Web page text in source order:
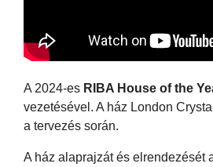
A 2024-es RIBA House of the
vezetésével. A ház London
a tervezés során.
A ház alaprajzát és elrendezését